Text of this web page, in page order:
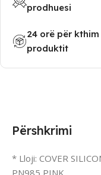
prodhuesi
24 orë për
produktit
Përshkrimi
* Lloji: COVER